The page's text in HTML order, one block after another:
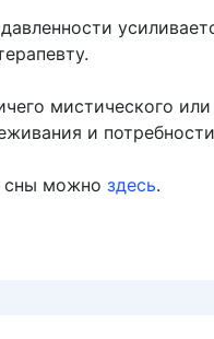
мистического
и
сны можно здесь.